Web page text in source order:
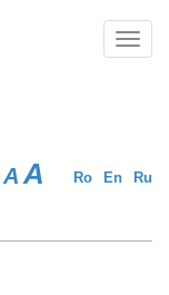
Ro En Ru
A A